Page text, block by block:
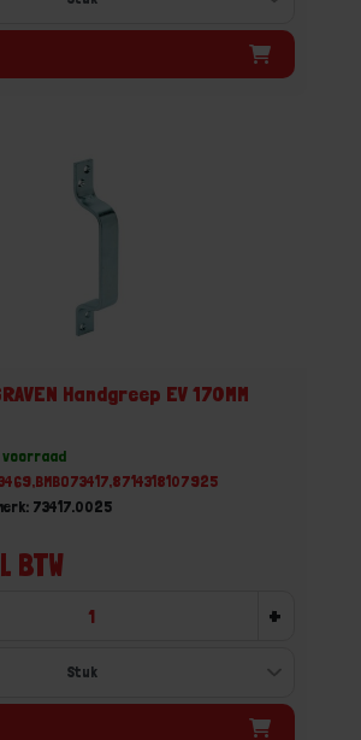
Handgreep EV 170MM
voorraad
73417.0025
BTW
+